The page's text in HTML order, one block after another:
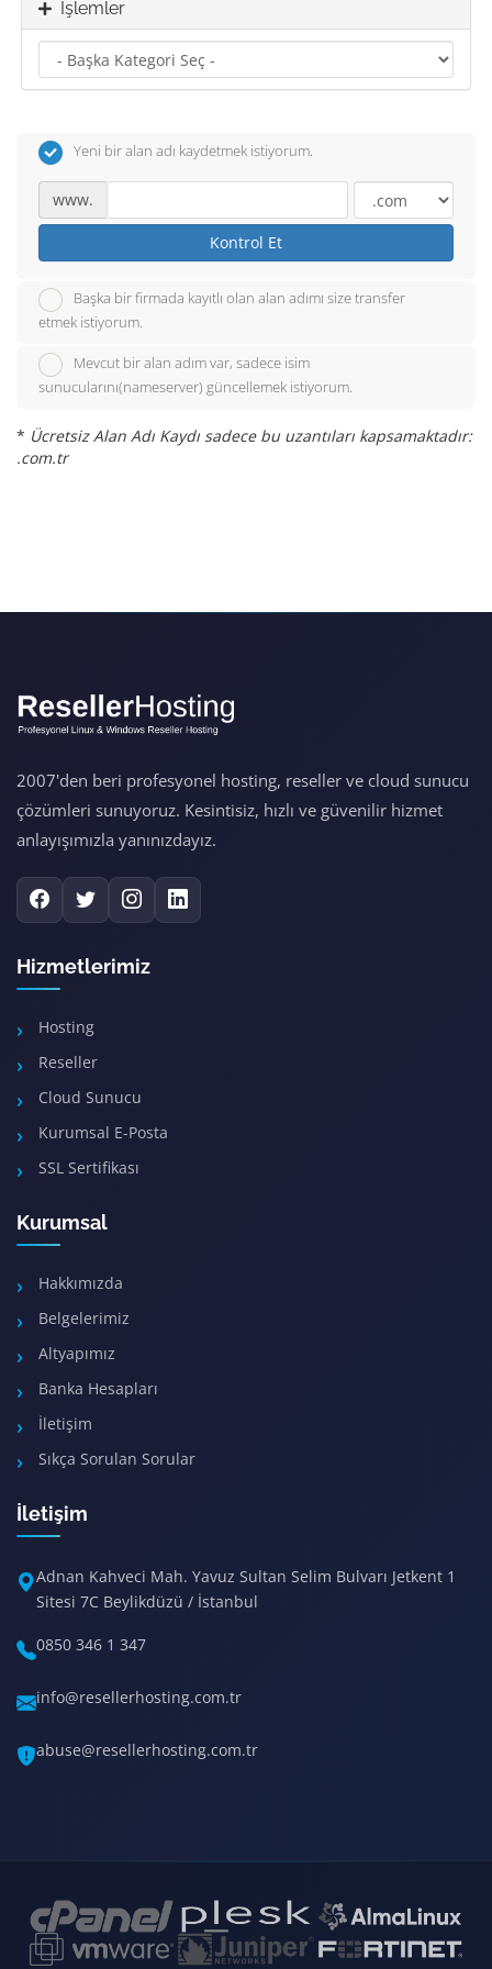
İşlemler
Yeni bir alan adı kaydetmek istiyorum.
www.
Kontrol Et
Başka bir firmada kayıtlı olan alan adımı size transfer
etmek istiyorum.
Mevcut bir alan adım var, sadece isim
sunucularını(nameserver) güncellemek istiyorum.
* Ücretsiz Alan Adı Kaydı sadece bu uzantıları kapsamaktadır:
.com.tr
2007'den beri profesyonel hosting, reseller ve cloud sunucu
çözümleri sunuyoruz. Kesintisiz, hızlı ve güvenilir hizmet
anlayışımızla yanınızdayız.
Hizmetlerimiz
Hosting
Reseller
Cloud Sunucu
Kurumsal E-Posta
SSL Sertifikası
Kurumsal
Hakkımızda
Belgelerimiz
Altyapımız
Banka Hesapları
İletişim
Sıkça Sorulan Sorular
İletişim
Adnan Kahveci Mah. Yavuz Sultan Selim Bulvarı Jetkent 1
Sitesi 7C Beylikdüzü / İstanbul
0850 346 1 347
info@resellerhosting.com.tr
abuse@resellerhosting.com.tr